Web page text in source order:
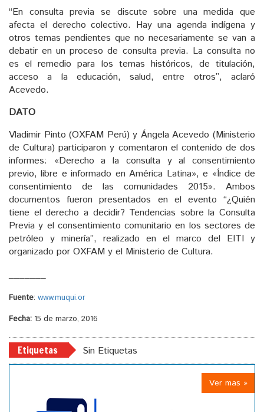
“En consulta previa se discute sobre una medida que
afecta el derecho colectivo. Hay una agenda indígena y
otros temas pendientes que no necesariamente se van a
debatir en un proceso de consulta previa. La consulta no
es el remedio para los temas históricos, de titulación,
acceso a la educación, salud, entre otros”, aclaró
Acevedo.
DATO
Vladimir Pinto (OXFAM Perú) y Ángela Acevedo (Ministerio
de Cultura) participaron y comentaron el contenido de dos
informes: «Derecho a la consulta y al consentimiento
previo, libre e informado en América Latina», e «Índice de
consentimiento de las comunidades 2015». Ambos
documentos fueron presentados en el evento “¿Quién
tiene el derecho a decidir? Tendencias sobre la Consulta
Previa y el consentimiento comunitario en los sectores de
petróleo y minería”, realizado en el marco del EITI y
organizado por OXFAM y el Ministerio de Cultura.
Fuente: www.muqui.or
Fecha: 15 de marzo, 2016
Etiquetas Sin Etiquetas
Ver mas »